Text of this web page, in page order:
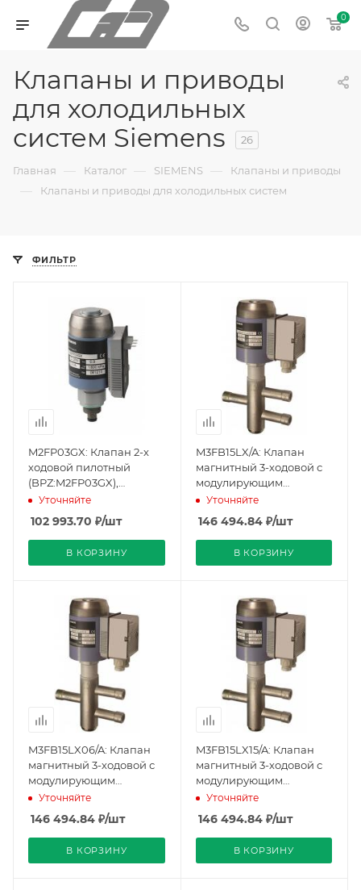
0
Клапаны и приводы
для холодильных
систем Siemens
26
Главная — Каталог — SIEMENS — Клапаны и приводы
— Клапаны и приводы для холодильных систем
ФИЛЬТР
M2FP03GX: Клапан 2-х
ходовой пилотный
(BPZ:M2FP03GX),
Siemens
Уточняйте
102 993.70 ₽/шт
В КОРЗИНУ
M3FB15LX/A: Клапан
магнитный 3-ходовой с
модулирующим
управлением,
соединение пайкой,
PN32, DN15, KVS 3, AC 24 V
(BPZ:M3FB15LX/A),
Siemens
Уточняйте
146 494.84₽/шт
В КОРЗИНУ
M3FB15LX06/A: Клапан
магнитный 3-ходовой с
модулирующим
управлением,
соединение пайкой,
PN32, DN15, KVS 0.6, AC
24 V (BPZ:M3FB15LX06/A),
Siemens
Уточняйте
146 494.84 ₽/шт
В КОРЗИНУ
M3FB15LX15/A: Клапан
магнитный 3-ходовой с
модулирующим
управлением,
соединение пайкой,
PN32, DN15, KVS 1.5, AC 24
V (BPZ:M3FB15LX15/A),
Siemens
Уточняйте
146 494.84₽/шт
В КОРЗИНУ